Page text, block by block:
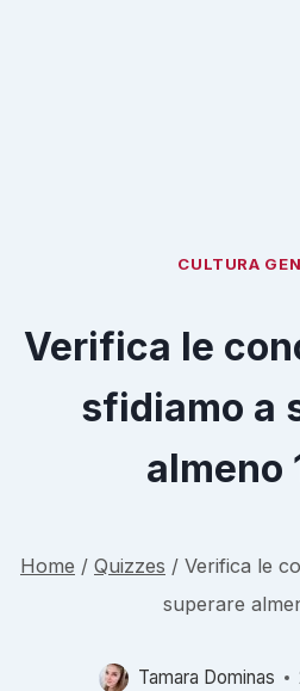
CULTURA
Verifica le
sfidiamo a
almeno
Home / Quizzes / Verifica le
superare
Tamara Dominas